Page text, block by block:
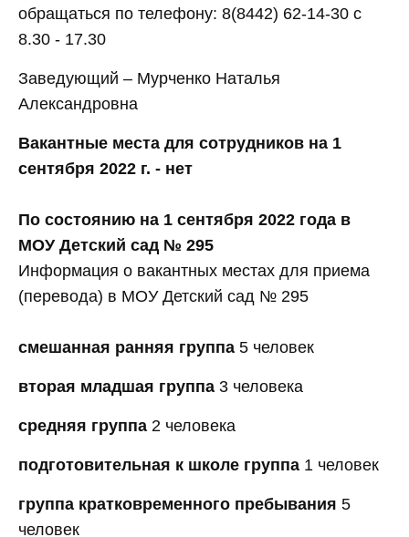
обращаться по телефону: 8(8442) 62-14-30 с
8.30 - 17.30
Заведующий – Мурченко Наталья
Александровна
Вакантные места для сотрудников на 1
сентября 2022 г. - нет
По состоянию на 1 сентября 2022 года в
МОУ Детский сад № 295
Информация о вакантных местах для приема
(перевода) в МОУ Детский сад № 295
смешанная ранняя группа 5 человек
вторая младшая группа 3 человека
средняя группа 2 человека
подготовительная к школе группа 1 человек
группа кратковременного пребывания 5
человек